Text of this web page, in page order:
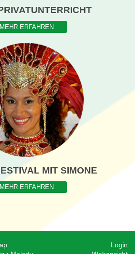
MEHR ERFAHREN
MIT SIMONE
MEHR ERFAHREN
Login